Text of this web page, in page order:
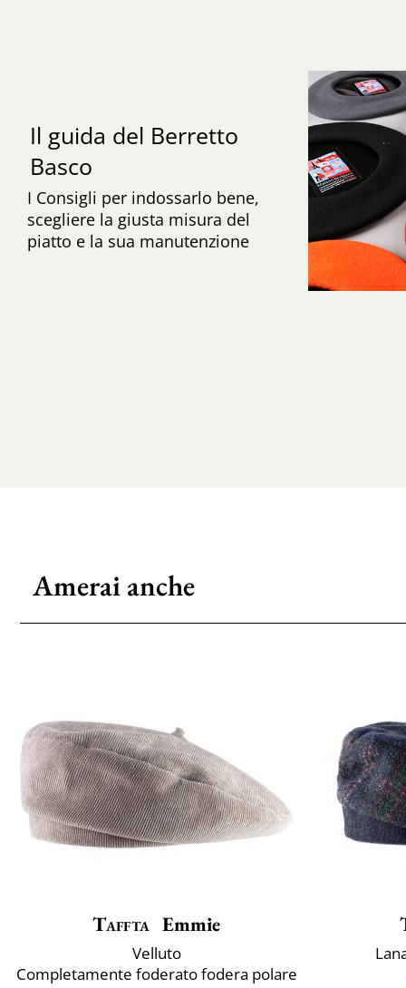
Il guida del Berretto
Basco
I Consigli per indossarlo bene,
scegliere la giusta misura del
piatto e la sua manutenzione
Amerai anche
Taffta Emmie
Velluto
Completamente foderato fodera polare